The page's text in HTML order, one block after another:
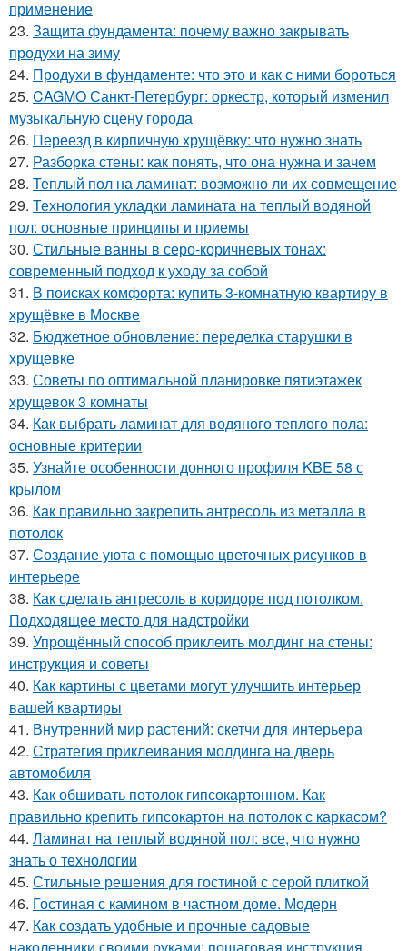
применение
23. Защита фундамента: почему важно закрывать
продухи на зиму
24. Продухи в фундаменте: что это и как с ними бороться
25. CAGMO Санкт-Петербург: оркестр, который изменил
музыкальную сцену города
26. Переезд в кирпичную хрущёвку: что нужно знать
27. Разборка стены: как понять, что она нужна и зачем
28. Теплый пол на ламинат: возможно ли их совмещение
29. Технология укладки ламината на теплый водяной
пол: основные принципы и приемы
30. Стильные ванны в серо-коричневых тонах:
современный подход к уходу за собой
31. В поисках комфорта: купить 3-комнатную квартиру в
хрущёвке в Москве
32. Бюджетное обновление: переделка старушки в
хрущевке
33. Советы по оптимальной планировке пятиэтажек
хрущевок 3 комнаты
34. Как выбрать ламинат для водяного теплого пола:
основные критерии
35. Узнайте особенности донного профиля KBE 58 с
крылом
36. Как правильно закрепить антресоль из металла в
потолок
37. Создание уюта с помощью цветочных рисунков в
интерьере
38. Как сделать антресоль в коридоре под потолком.
Подходящее место для надстройки
39. Упрощённый способ приклеить молдинг на стены:
инструкция и советы
40. Как картины с цветами могут улучшить интерьер
вашей квартиры
41. Внутренний мир растений: скетчи для интерьера
42. Стратегия приклеивания молдинга на дверь
автомобиля
43. Как обшивать потолок гипсокартонном. Как
правильно крепить гипсокартон на потолок с каркасом?
44. Ламинат на теплый водяной пол: все, что нужно
знать о технологии
45. Стильные решения для гостиной с серой плиткой
46. Гостиная с камином в частном доме. Модерн
47. Как создать удобные и прочные садовые